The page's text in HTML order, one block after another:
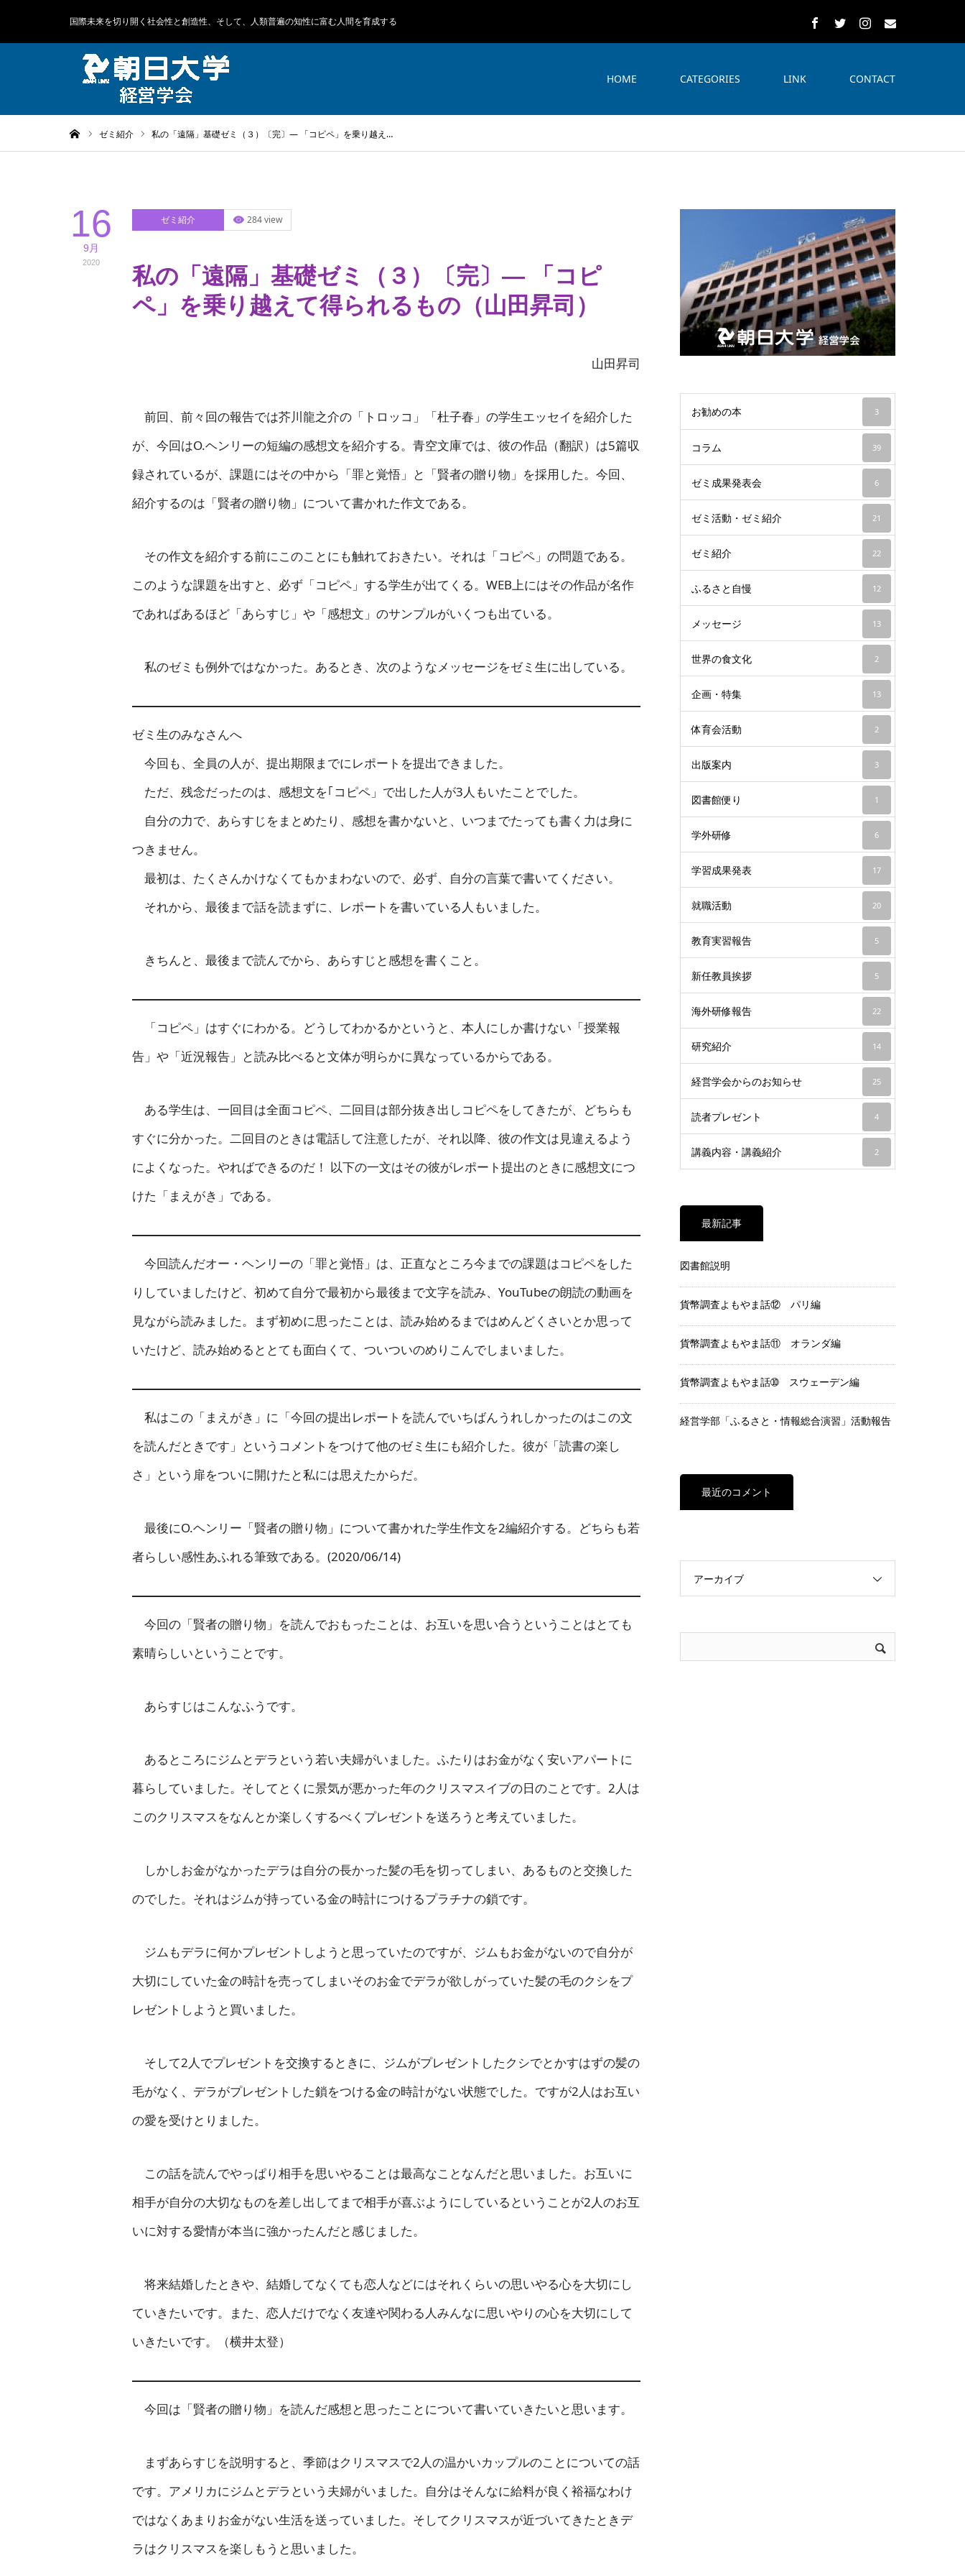
国際未来を切り開く社会性と創造性、そして、人類普遍の知性に富む人間を育成する
HOME CATEGORIES LINK CONTACT
ゼミ紹介 私の「遠隔」基礎ゼミ（３）〔完〕― 「コピペ」を乗り越え…
16
9月
2020
ゼミ紹介 284 view
私の「遠隔」基礎ゼミ（３）〔完〕― 「コピ
ペ」を乗り越えて得られるもの（山田昇司）
山田昇司
前回、前々回の報告では芥川龍之介の「トロッコ」「杜子春」の学生エッセイを紹介した
が、今回はO.ヘンリーの短編の感想文を紹介する。青空文庫では、彼の作品（翻訳）は5篇収
録されているが、課題にはその中から「罪と覚悟」と「賢者の贈り物」を採用した。今回、
紹介するのは「賢者の贈り物」について書かれた作文である。
その作文を紹介する前にこのことにも触れておきたい。それは「コピペ」の問題である。
このような課題を出すと、必ず「コピペ」する学生が出てくる。WEB上にはその作品が名作
であればあるほど「あらすじ」や「感想文」のサンプルがいくつも出ている。
私のゼミも例外ではなかった。あるとき、次のようなメッセージをゼミ生に出している。
ゼミ生のみなさんへ
今回も、全員の人が、提出期限までにレポートを提出できました。
ただ、残念だったのは、感想文を｢コピペ」で出した人が3人もいたことでした。
自分の力で、あらすじをまとめたり、感想を書かないと、いつまでたっても書く力は身に
つきません。
最初は、たくさんかけなくてもかまわないので、必ず、自分の言葉で書いてください。
それから、最後まで話を読まずに、レポートを書いている人もいました。
きちんと、最後まで読んでから、あらすじと感想を書くこと。
「コピペ」はすぐにわかる。どうしてわかるかというと、本人にしか書けない「授業報
告」や「近況報告」と読み比べると文体が明らかに異なっているからである。
ある学生は、一回目は全面コピペ、二回目は部分抜き出しコピペをしてきたが、どちらも
すぐに分かった。二回目のときは電話して注意したが、それ以降、彼の作文は見違えるよう
によくなった。やればできるのだ！ 以下の一文はその彼がレポート提出のときに感想文につ
けた「まえがき」である。
今回読んだオー・ヘンリーの「罪と覚悟」は、正直なところ今までの課題はコピペをした
りしていましたけど、初めて自分で最初から最後まで文字を読み、YouTubeの朗読の動画を
見ながら読みました。まず初めに思ったことは、読み始めるまではめんどくさいとか思って
いたけど、読み始めるととても面白くて、ついついのめりこんでしまいました。
私はこの「まえがき」に「今回の提出レポートを読んでいちばんうれしかったのはこの文
を読んだときです」というコメントをつけて他のゼミ生にも紹介した。彼が「読書の楽し
さ」という扉をついに開けたと私には思えたからだ。
最後にO.ヘンリー「賢者の贈り物」について書かれた学生作文を2編紹介する。どちらも若
者らしい感性あふれる筆致である。(2020/06/14)
今回の「賢者の贈り物」を読んでおもったことは、お互いを思い合うということはとても
素晴らしいということです。
あらすじはこんなふうです。
あるところにジムとデラという若い夫婦がいました。ふたりはお金がなく安いアパートに
暮らしていました。そしてとくに景気が悪かった年のクリスマスイブの日のことです。2人は
このクリスマスをなんとか楽しくするべくプレゼントを送ろうと考えていました。
しかしお金がなかったデラは自分の長かった髪の毛を切ってしまい、あるものと交換した
のでした。それはジムが持っている金の時計につけるプラチナの鎖です。
ジムもデラに何かプレゼントしようと思っていたのですが、ジムもお金がないので自分が
大切にしていた金の時計を売ってしまいそのお金でデラが欲しがっていた髪の毛のクシをプ
レゼントしようと買いました。
そして2人でプレゼントを交換するときに、ジムがプレゼントしたクシでとかすはずの髪の
毛がなく、デラがプレゼントした鎖をつける金の時計がない状態でした。ですが2人はお互い
の愛を受けとりました。
この話を読んでやっぱり相手を思いやることは最高なことなんだと思いました。お互いに
相手が自分の大切なものを差し出してまで相手が喜ぶようにしているということが2人のお互
いに対する愛情が本当に強かったんだと感じました。
将来結婚したときや、結婚してなくても恋人などにはそれくらいの思いやる心を大切にし
ていきたいです。また、恋人だけでなく友達や関わる人みんなに思いやりの心を大切にして
いきたいです。（横井太登）
今回は「賢者の贈り物」を読んだ感想と思ったことについて書いていきたいと思います。
まずあらすじを説明すると、季節はクリスマスで2人の温かいカップルのことについての話
です。アメリカにジムとデラという夫婦がいました。自分はそんなに給料が良く裕福なわけ
ではなくあまりお金がない生活を送っていました。そしてクリスマスが近づいてきたときデ
ラはクリスマスを楽しもうと思いました。
お勧めの本 3
コラム 39
ゼミ成果発表会 6
ゼミ活動・ゼミ紹介 21
ゼミ紹介 22
ふるさと自慢 12
メッセージ 13
世界の食文化 2
企画・特集 13
体育会活動 2
出版案内 3
図書館便り 1
学外研修 6
学習成果発表 17
就職活動 20
教育実習報告 5
新任教員挨拶 5
海外研修報告 22
研究紹介 14
経営学会からのお知らせ 25
読者プレゼント 4
講義内容・講義紹介 2
最新記事
図書館説明
貨幣調査よもやま話⑫ パリ編
貨幣調査よもやま話⑪ オランダ編
貨幣調査よもやま話➉ スウェーデン編
経営学部「ふるさと・情報総合演習」活動報告
最近のコメント
アーカイブ